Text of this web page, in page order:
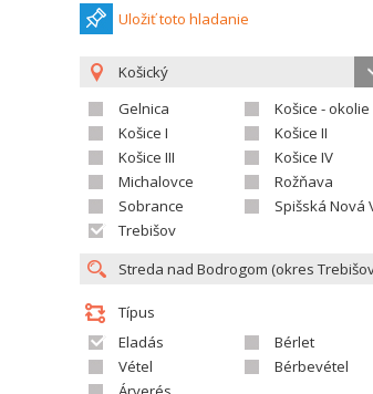
Uložiť toto hladanie
Košický
Gelnica
Košice - okolie
Košice I
Košice II
Košice III
Košice IV
Michalovce
Rožňava
Sobrance
Spišská Nová
Trebišov
Típus
Eladás
Bérlet
Vétel
Bérbevétel